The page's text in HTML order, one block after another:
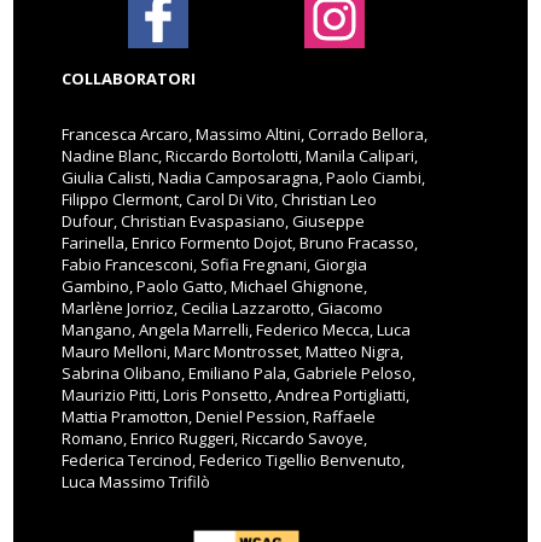
COLLABORATORI
Francesca Arcaro, Massimo Altini, Corrado Bellora,
Nadine Blanc, Riccardo Bortolotti, Manila Calipari,
Giulia Calisti, Nadia Camposaragna, Paolo Ciambi,
Filippo Clermont, Carol Di Vito, Christian Leo
Dufour, Christian Evaspasiano, Giuseppe
Farinella, Enrico Formento Dojot, Bruno Fracasso,
Fabio Francesconi, Sofia Fregnani, Giorgia
Gambino, Paolo Gatto, Michael Ghignone,
Marlène Jorrioz, Cecilia Lazzarotto, Giacomo
Mangano, Angela Marrelli, Federico Mecca, Luca
Mauro Melloni, Marc Montrosset, Matteo Nigra,
Sabrina Olibano, Emiliano Pala, Gabriele Peloso,
Maurizio Pitti, Loris Ponsetto, Andrea Portigliatti,
Mattia Pramotton, Deniel Pession, Raffaele
Romano, Enrico Ruggeri, Riccardo Savoye,
Federica Tercinod, Federico Tigellio Benvenuto,
Luca Massimo Trifilò